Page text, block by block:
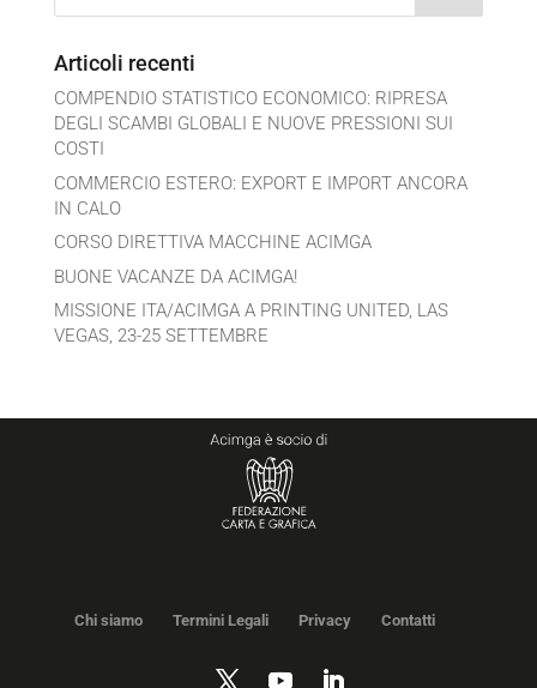
Articoli recenti
COMPENDIO STATISTICO ECONOMICO: RIPRESA
DEGLI SCAMBI GLOBALI E NUOVE PRESSIONI SUI
COSTI
COMMERCIO ESTERO: EXPORT E IMPORT ANCORA
IN CALO
CORSO DIRETTIVA MACCHINE ACIMGA
BUONE VACANZE DA ACIMGA!
MISSIONE ITA/ACIMGA A PRINTING UNITED, LAS
VEGAS, 23-25 SETTEMBRE
Chi siamo Termini Legali Privacy Contatti